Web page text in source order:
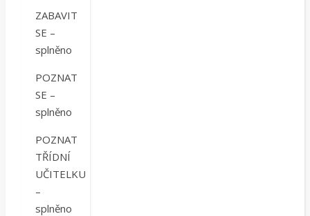
ZABAVIT
SE –
splněno
POZNAT
SE –
splněno
POZNAT
TŘÍDNÍ
UČITELKU
–
splněno